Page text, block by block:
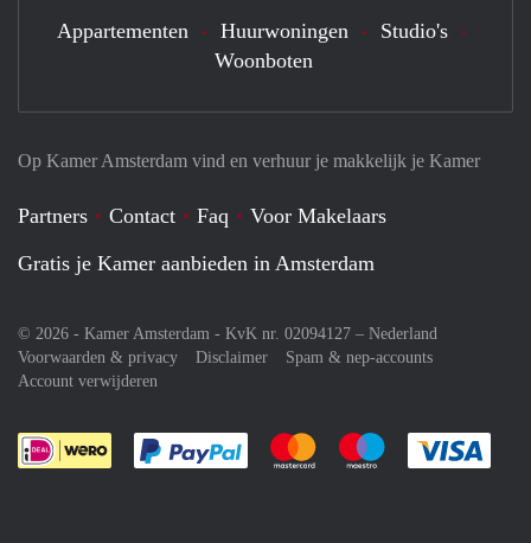
Op Kamer Amsterdam vind en verhuur je makkelijk je Kamer
Partners Contact Faq
Voor Makelaars
Gratis je Kamer aanbieden in Amsterdam
© 2026 - Kamer Amsterdam - KvK nr. 02094127 – Nederland
Voorwaarden & privacy
Disclaimer
Spam & nep-accounts
Account verwijderen
Je rekent gemakkelijk af met Paypal
Je rekent gemakkelijk af met
Je rekent
Appartementen Huurwoningen
Studio's
Woonboten